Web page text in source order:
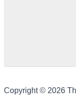
Copyright © 2026